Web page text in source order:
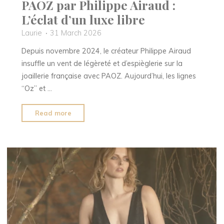
PAOZ par Philippe Airaud :
L’éclat d’un luxe libre
Laurie
31 March 2026
Depuis novembre 2024, le créateur Philippe Airaud
insuffle un vent de légèreté et d’espièglerie sur la
joaillerie française avec PAOZ. Aujourd’hui, les lignes
“Oz” et …
Read more
par
Airaud
L’éclat
d’un
luxe
libre"